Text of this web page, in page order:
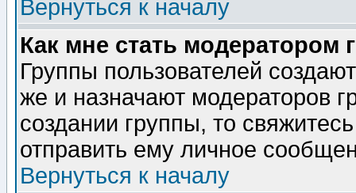
Вернуться к началу
Как мне стать модератором
Группы пользователей
же и назначают модераторов
создании группы, то
отправить ему личное
Вернуться к началу